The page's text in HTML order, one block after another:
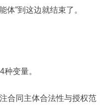
体”到这边就结束了。
变量。
合同主体合法性与授权范